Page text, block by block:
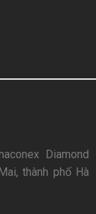
Diamond
thành phố Hà